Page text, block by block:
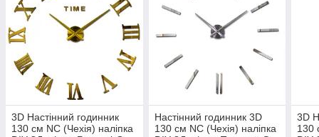
3D Настінний годинник
130 см NC (Чехія) наліпка
Настінний годинник 3D
130 см NC (Чехія) наліпка
3D
130